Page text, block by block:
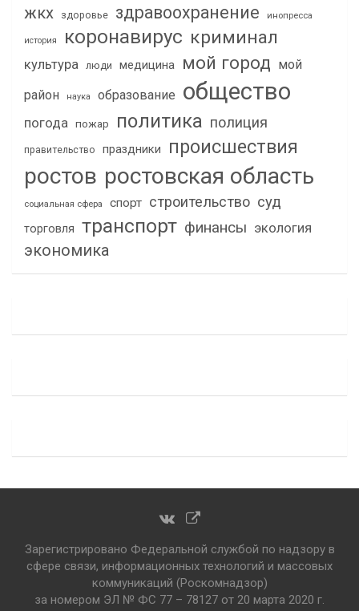
жкх здоровье здравоохранение инопресса
история коронавирус криминал
культура люди медицина мой город мой
район
наука образование общество
погода пожар политика полиция
правительство праздники происшествия
ростов ростовская область
социальная сфера спорт строительство суд
торговля транспорт финансы экология
экономика
Зарегистрировано Федеральной службой по надзору в
сфере связи, информационных технологий и массовых
коммуникаций (Роскомнадзор)
за номером ЭЛ № ФС 77 – 78127 от 20 марта 2020 г.